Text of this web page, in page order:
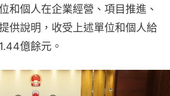
和個人在企業經營、項目推進、
供說明，收受上述單位和個人給
億餘元。